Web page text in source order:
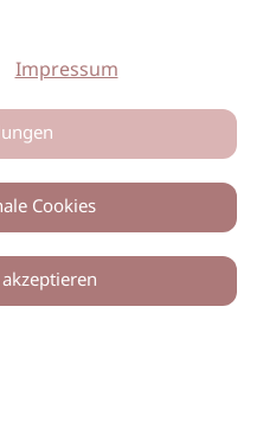
Impressum
Cookies